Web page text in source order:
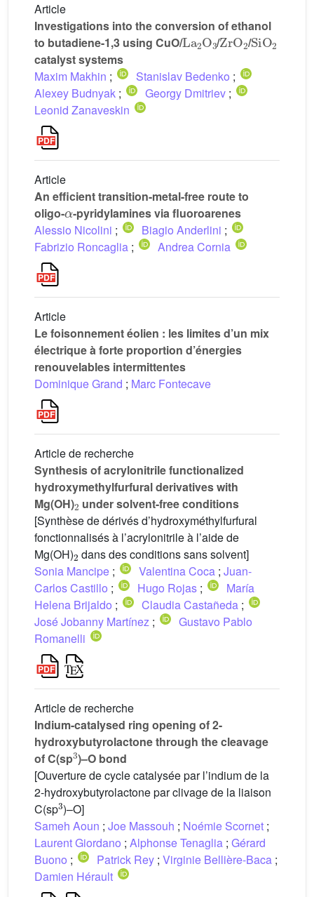
Article
Investigations into the conversion of ethanol
to butadiene-1,3 using CuO/
La2O3
/
ZrO2
/
SiO
catalyst systems
Maxim Makhin ; Stanislav Bedenko ;
Alexey Budnyak ; Georgy Dmitriev ;
Leonid Zanaveskin
Article
An efficient transition-metal-free route to
oligo-
α
-pyridylamines via fluoroarenes
Alessio Nicolini ; Biagio Anderlini ;
Fabrizio Roncaglia ; Andrea Cornia
Article
Le foisonnement éolien : les limites d’un mix
électrique à forte proportion d’énergies
renouvelables intermittentes
Dominique Grand ; Marc Fontecave
Article de recherche
Synthesis of acrylonitrile functionalized
hydroxymethylfurfural derivatives with
Mg(OH)
2
under solvent-free conditions
[Synthèse de dérivés d’hydroxyméthylfurfural
fonctionnalisés à l’acrylonitrile à l’aide de
Mg(OH)
2
dans des conditions sans solvent]
Sonia Mancipe ; Valentina Coca ; Juan-
Carlos Castillo ; Hugo Rojas ;
María
Helena Brijaldo ; Claudia Castañeda ;
José Jobanny Martínez ;
Gustavo Pablo
Romanelli
Article de recherche
Indium-catalysed ring opening of 2-
hydroxybutyrolactone through the cleavage
of C(sp
3
)–O bond
[Ouverture de cycle catalysée par l’indium de la
2-hydroxybutyrolactone par clivage de la liaison
C(sp
3
)–O]
Sameh Aoun ; Joe Massouh ; Noémie Scornet ;
Laurent Giordano ; Alphonse Tenaglia ; Gérard
Buono ; Patrick Rey ; Virginie Bellière-Baca ;
Damien Hérault